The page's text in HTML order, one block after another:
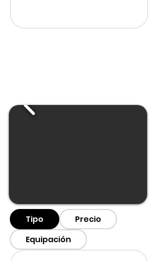
Tipo
Precio
Equipación